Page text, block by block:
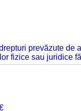
prevăzute de
fizice sau juridice